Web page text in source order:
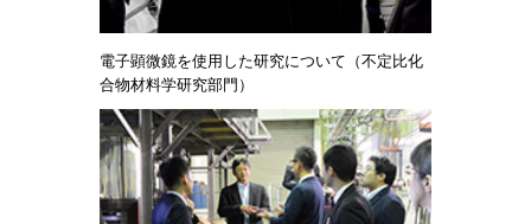
電子顕微鏡を使用した研究について（不定比化
合物材料学研究部門）